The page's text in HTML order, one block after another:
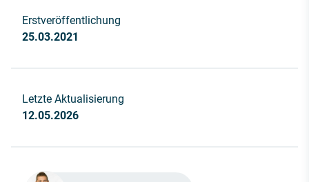
Erstveröffentlichung
25.03.2021
Letzte Aktualisierung
12.05.2026